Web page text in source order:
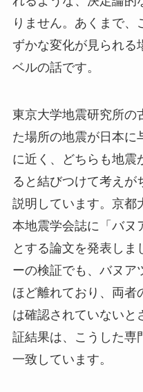
りません。あくまで
ずかな変化が見られる
ベルの話です。
東京大学地震研究所の
た場所の地震が日本に
に近く、どちらも地震
ると結びつけて考えが
説明しています。京都
本地震学会誌に「バヌ
とする論文を発表しま
ーの検証でも、バヌア
ほど離れており、両者
は確認されていないと
証結果は、こうした専
一致しています。